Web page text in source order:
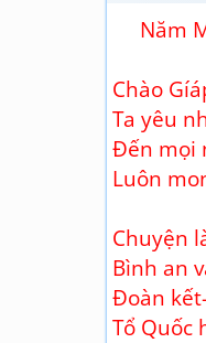
Năm
Chào
Ta yêu
Đến mọi
Luôn
Chuyện
Bình an
Đoàn
Tổ Quốc